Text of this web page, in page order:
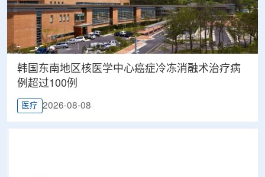
韩国东南地区核医学中心癌症冷冻消融术治疗病
例超过100例
医疗 2026-08-08